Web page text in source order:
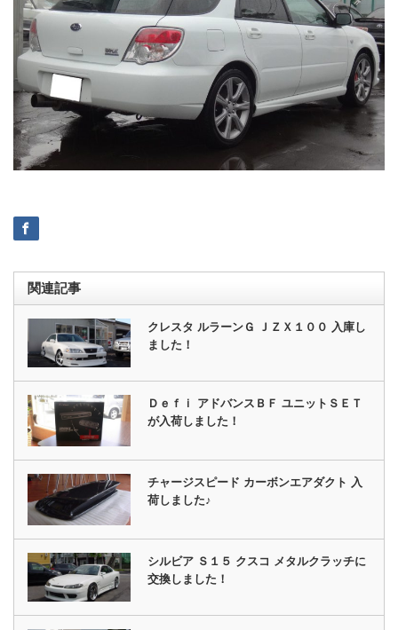
関連記事
クレスタ ルラーンＧ ＪＺＸ１００ 入庫し
ました！
Ｄｅｆｉ アドバンスＢＦ ユニットＳＥＴ
が入荷しました！
チャージスピード カーボンエアダクト 入
荷しました♪
シルビア Ｓ１５ クスコ メタルクラッチに
交換しました！